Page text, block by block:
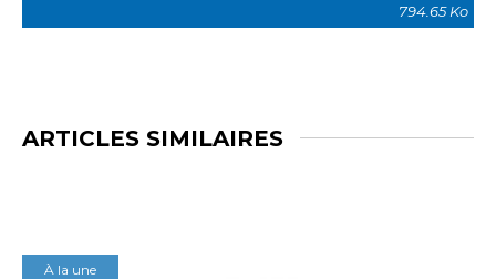
794.65 Ko
ARTICLES SIMILAIRES
À la une